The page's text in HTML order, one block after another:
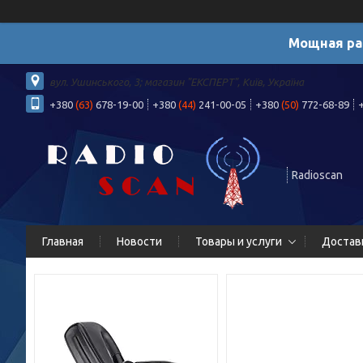
Мощная
вул. Ушинського, 3; магазин "ЕКСПЕРТ", Київ, Україна
+380 (63) 678-19-00 +380 (44) 241-00-05 +380 (50) 772-68-89
Radioscan
Главная Новости Товары и услуги